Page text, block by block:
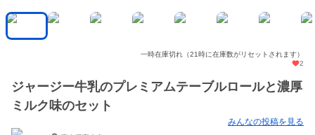
一時在庫切れ（21時に在庫数がリセットされます）
2
ジャージー牛乳のプレミアムテーブルロールと濃厚
ミルク味のセット
みんなの投稿を見る